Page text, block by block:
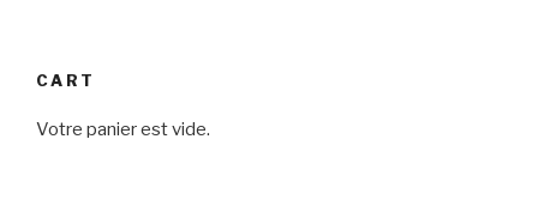
CART
Votre panier est vide.